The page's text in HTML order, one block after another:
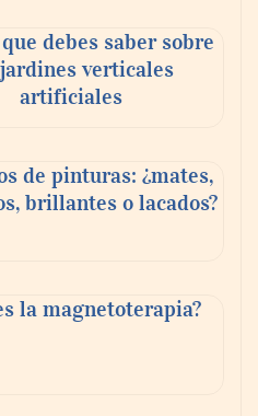
años su objetivo
emisiones en un 51
debes saber sobre
verticales
artificiales
de pinturas: ¿mates,
brillantes o lacados?
la magnetoterapia?